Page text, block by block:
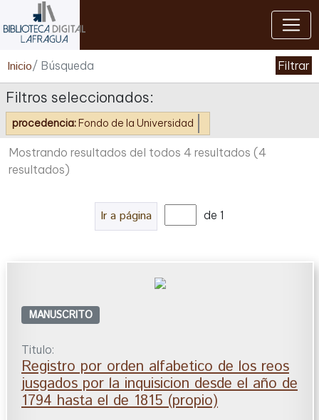
Inicio/ Búsqueda Filtrar
Cerrar
Filtros seleccionados:
procedencia:Fondo de la Universidad
Mostrando resultados del todos 4 resultados (4
resultados)
Ir a página de 1
MANUSCRITO
Titulo:
Registro por orden alfabetico de los reos
jusgados por la inquisicion desde el año de
1794 hasta el de 1815 (propio)